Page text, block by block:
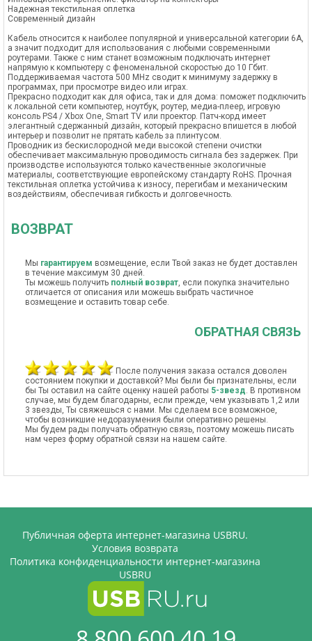
Надежная текстильная оплетка
Современный дизайн
Кабель относится к наиболее популярной и универсальной категории 6А,
а значит подходит для использования с любыми современными
роутерами. Также с ним станет возможным подключать интернет
напрямую к компьютеру с феноменальной скоростью до 10 Гбит.
Поддерживаемая частота 500 MHz сводит к минимуму задержку в
программах, при просмотре видео или играх.
Прекрасно подходит как для офиса, так и для дома: поможет подключить
к локальной сети компьютер, ноутбук, роутер, медиа-плеер, игровую
консоль PS4 / Xbox One, Smart TV или проектор. Патч-корд имеет
элегантный сдержанный дизайн, который прекрасно впишется в любой
интерьер и позволит не прятать кабель за плинтусом.
Проводник из бескислородной меди высокой степени очистки
обеспечивает максимальную проводимость сигнала без задержек. При
производстве используются только качественные экологичные
материалы, соответствующие европейскому стандарту RoHS. Прочная
текстильная оплетка устойчива к износу, перегибам и механическим
воздействиям, обеспечивая гибкость и долговечность.
ВОЗВРАТ
Мы гарантируем возмещение, если Твой заказ не будет доставлен
в течение максимум 30 дней.
Ты можешь получить полный возврат, если покупка значительно
отличается от описания или можешь выбрать частичное
возмещение и оставить товар себе.
ОБРАТНАЯ СВЯЗЬ
После получения заказа остался доволен
состоянием покупки и доставкой? Мы были бы признательны, если
бы Ты оставил на сайте оценку нашей работы 5-звезд. В противном
случае, мы будем благодарны, если прежде, чем указывать 1,2 или
3 звезды, Ты свяжешься с нами. Мы сделаем все возможное,
чтобы возникшие недоразумения были оперативно решены.
Мы будем рады получать обратную связь, поэтому можешь писать
нам через форму обратной связи на нашем сайте.
Публичная оферта интернет-магазина USBRU.
Условия возврата
Политика конфиденциальности интернет-магазина
USBRU